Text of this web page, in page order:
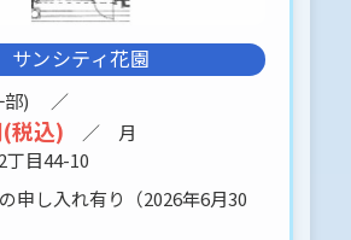
店（ラーメン屋さん）になっ
い方を希望しています。
ては、事前予約をお願いし
4102迄、お願いしま
サンシティ花園
) ／
税込) ／ 月
丁目44-10
申し入れ有り（2026年6月30